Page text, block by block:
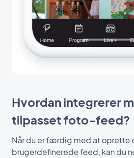
Hvordan integrerer
tilpasset foto-feed?
Når du er færdig med at oprette
brugerdefinerede feed, kan du